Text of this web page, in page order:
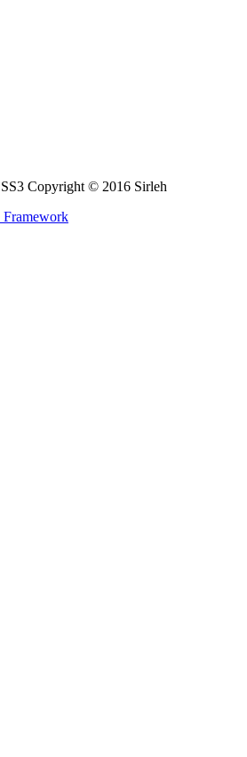
Copyright © 2016 Sirleh
Framework